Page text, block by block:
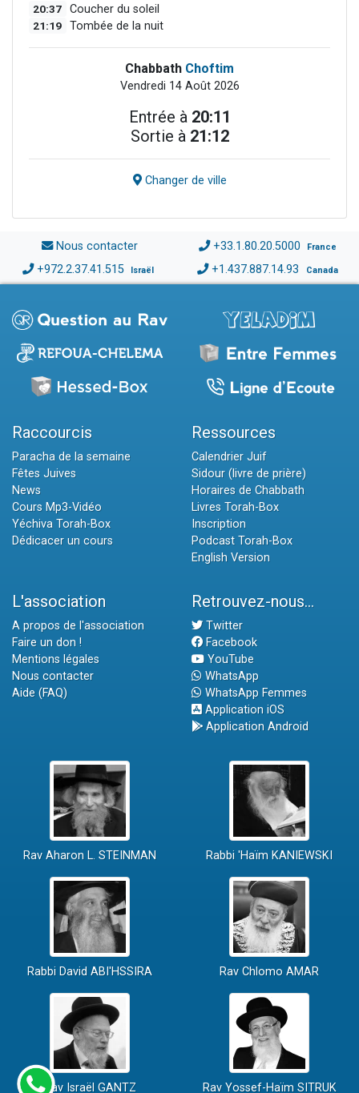
20:37 Coucher du soleil
21:19 Tombée de la nuit
Chabbath Choftim
Vendredi 14 Août 2026
Entrée à 20:11
Sortie à 21:12
Changer de ville
Nous contacter +33.1.80.20.5000 France
+972.2.37.41.515 Israël +1.437.887.14.93 Canada
Raccourcis
Paracha de la semaine
Fêtes Juives
News
Cours Mp3-Vidéo
Yéchiva Torah-Box
Dédicacer un cours
Ressources
Calendrier Juif
Sidour (livre de prière)
Horaires de Chabbath
Livres Torah-Box
Inscription
Podcast Torah-Box
English Version
L'association
A propos de l'association
Faire un don !
Mentions légales
Nous contacter
Aide (FAQ)
Retrouvez-nous...
Twitter
Facebook
YouTube
WhatsApp
WhatsApp Femmes
Application iOS
Application Android
Rav Aharon L. STEINMAN Rabbi 'Haïm KANIEWSKI
Rabbi David ABI'HSSIRA Rav Chlomo AMAR
Rav Israël GANTZ Rav Yossef-Haïm SITRUK